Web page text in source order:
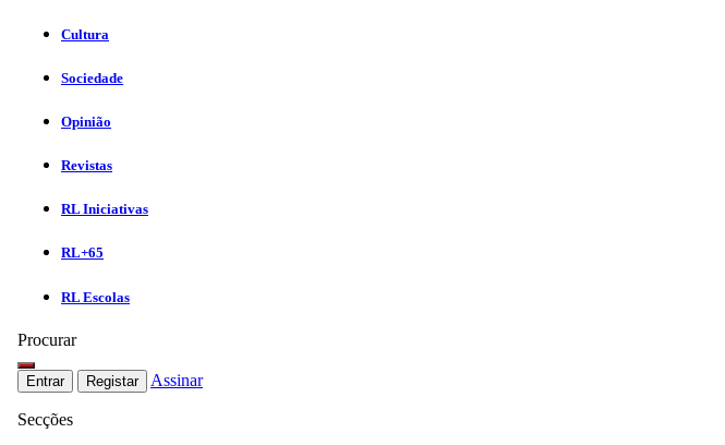
Cultura
Sociedade
Opinião
Revistas
RL Iniciativas
RL+65
RL Escolas
Procurar
Entrar Registar Assinar
Secções